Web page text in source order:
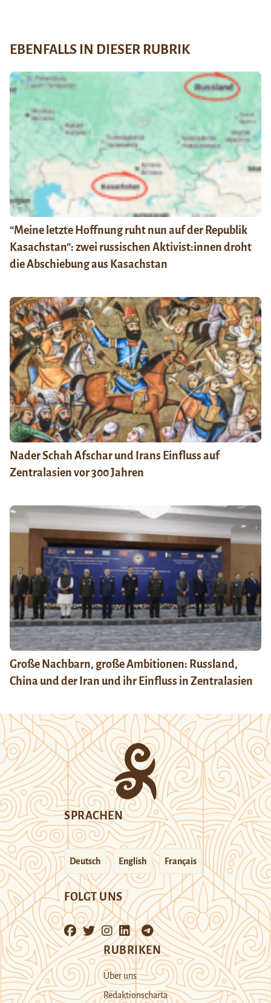
EBENFALLS IN DIESER RUBRIK
“Meine letzte Hoffnung ruht nun auf der Republik
Kasachstan”: zwei russischen Aktivist:innen droht
die Abschiebung aus Kasachstan
Nader Schah Afschar und Irans Einfluss auf
Zentralasien vor 300 Jahren
Große Nachbarn, große Ambitionen: Russland,
China und der Iran und ihr Einfluss in Zentralasien
SPRACHEN
Deutsch English Français
FOLGT UNS
RUBRIKEN
Über uns
Redaktionscharta